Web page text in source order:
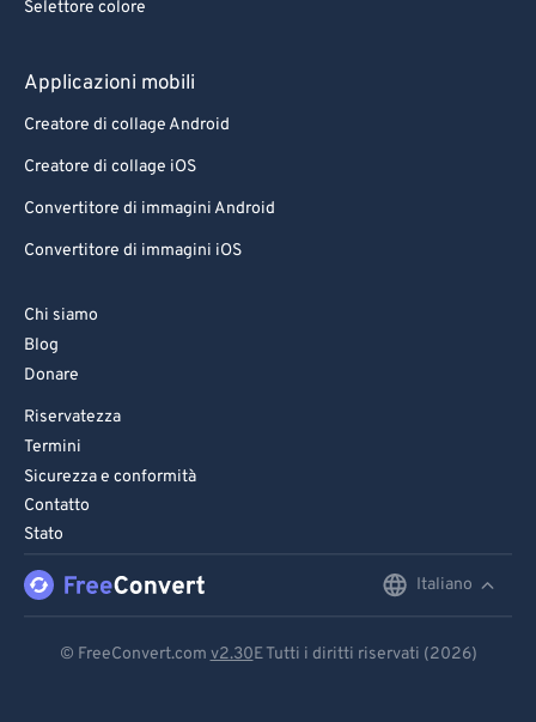
Selettore colore
Applicazioni mobili
Creatore di collage Android
Creatore di collage iOS
Convertitore di immagini Android
Convertitore di immagini iOS
Chi siamo
Blog
Donare
Riservatezza
Termini
Sicurezza e conformità
Contatto
Stato
Italiano
© FreeConvert.com v2.30E Tutti i diritti riservati (2026)